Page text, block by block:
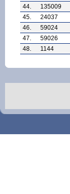
44.
135009
45.
24037
46.
59024
47.
59026
48.
1144